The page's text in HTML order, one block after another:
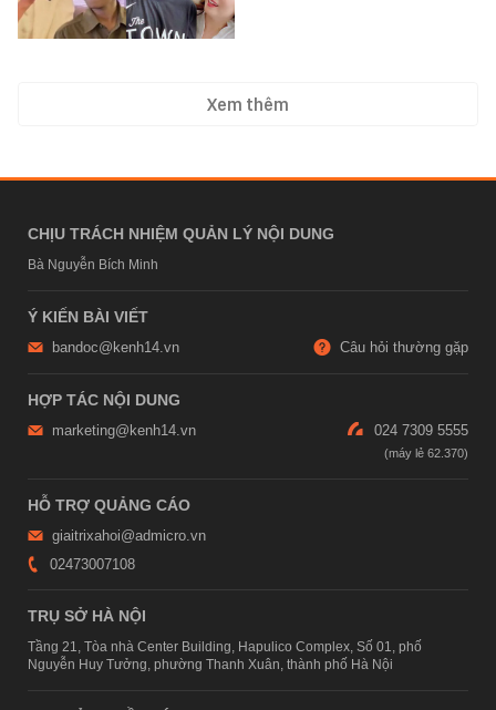
Xem thêm
CHỊU TRÁCH NHIỆM QUẢN LÝ NỘI DUNG
Bà Nguyễn Bích Minh
Ý KIẾN BÀI VIẾT
bandoc@kenh14.vn Câu hỏi thường gặp
HỢP TÁC NỘI DUNG
marketing@kenh14.vn 024 7309 5555
HỖ TRỢ QUẢNG CÁO
giaitrixahoi@admicro.vn
02473007108
TRỤ SỞ HÀ NỘI
Tầng 21, Tòa nhà Center Building, Hapulico Complex, Số 01, phố
Nguyễn Huy Tưởng, phường Thanh Xuân, thành phố Hà Nội